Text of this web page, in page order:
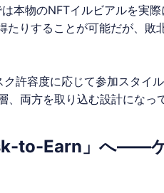
本物のNFTイルビアルを実
たりすることが可能だが、敗
許容度に応じて参加スタイ
両方を取り込む設計になっ
to-Earn」へ——